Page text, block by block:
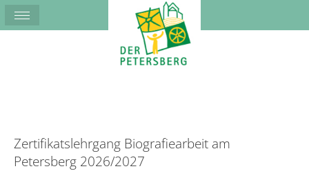
Zertifikatslehrgang Biografiearbeit am
Petersberg 2026/2027